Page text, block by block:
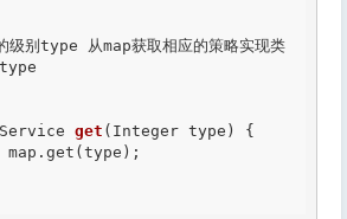
get (Integer type) {
map.get(type);